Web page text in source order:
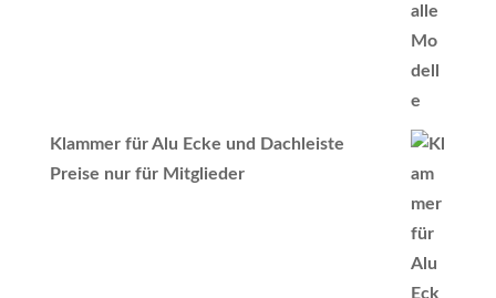
Klammer für Alu Ecke und Dachleiste
Preise nur für Mitglieder